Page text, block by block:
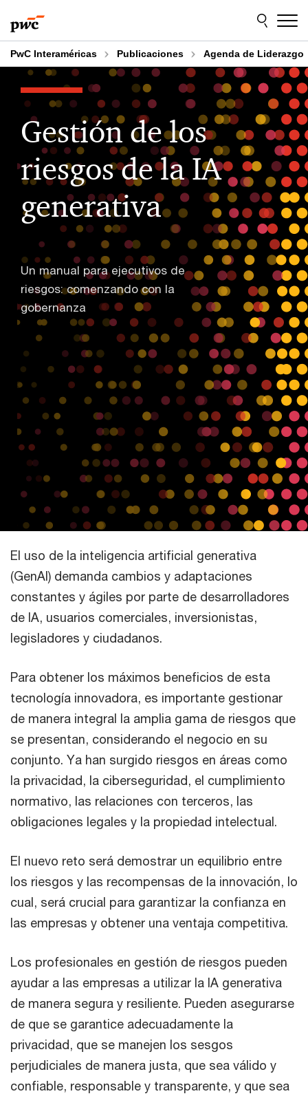
to
content
to
footer
PwC Interaméricas Publicaciones Agenda de Liderazgo
Gestión de los
riesgos de la IA
generativa
Un manual para ejecutivos de
riesgos: comenzando con la
gobernanza
El uso de la inteligencia artificial generativa
(GenAI) demanda cambios y adaptaciones
constantes y ágiles por parte de desarrolladores
de IA, usuarios comerciales, inversionistas,
legisladores y ciudadanos.
Para obtener los máximos beneficios de esta
tecnología innovadora, es importante gestionar
de manera integral la amplia gama de riesgos que
se presentan, considerando el negocio en su
conjunto. Ya han surgido riesgos en áreas como
la privacidad, la ciberseguridad, el cumplimiento
normativo, las relaciones con terceros, las
obligaciones legales y la propiedad intelectual.
El nuevo reto será demostrar un equilibrio entre
los riesgos y las recompensas de la innovación, lo
cual, será crucial para garantizar la confianza en
las empresas y obtener una ventaja competitiva.
Los profesionales en gestión de riesgos pueden
ayudar a las empresas a utilizar la IA generativa
de manera segura y resiliente. Pueden asegurarse
de que se garantice adecuadamente la
privacidad, que se manejen los sesgos
perjudiciales de manera justa, que sea válido y
confiable, responsable y transparente, y que sea